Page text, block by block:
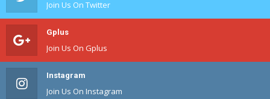
Join Us On Twitter
Gplus
Join Us On Gplus
Instagram
Join Us On Instagram